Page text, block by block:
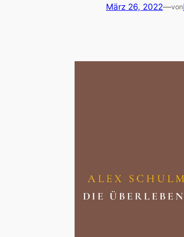
März 26, 2022—von